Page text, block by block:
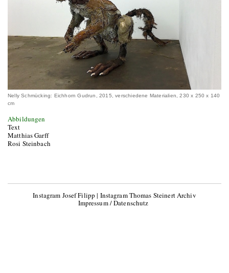
Nelly Schmücking: Eichhorn Gudrun, 2015, verschiedene Materialien, 230 x 250 x 140
cm
Abbildungen
Text
Matthias Garff
Rosi Steinbach
Instagram Josef Filipp | Instagram Thomas Steinert Archiv
Impressum / Datenschutz